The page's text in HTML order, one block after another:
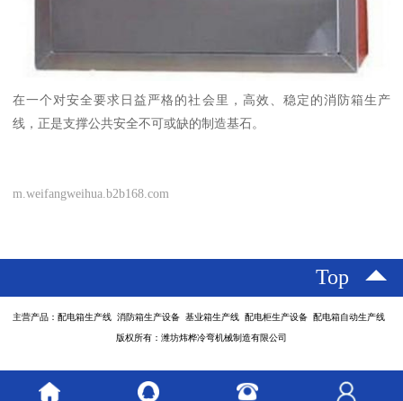
在一个对安全要求日益严格的社会里，高效、稳定的消防箱生产
线，正是支撑公共安全不可或缺的制造基石。
m.weifangweihua.b2b168.com
Top
主营产品：配电箱生产线 消防箱生产设备 基业箱生产线 配电柜生产设备 配电箱自动生产线
版权所有：潍坊炜桦冷弯机械制造有限公司